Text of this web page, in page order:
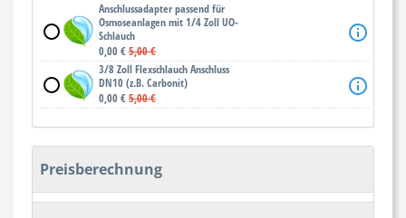
Anschlussadapter passend für
Osmoseanlagen mit 1/4 Zoll UO-
Schlauch
0,00 €5,00 €
3/8 Zoll Flexschlauch Anschluss
DN10 (z.B. Carbonit)
0,00 €5,00 €
Preisberechnung